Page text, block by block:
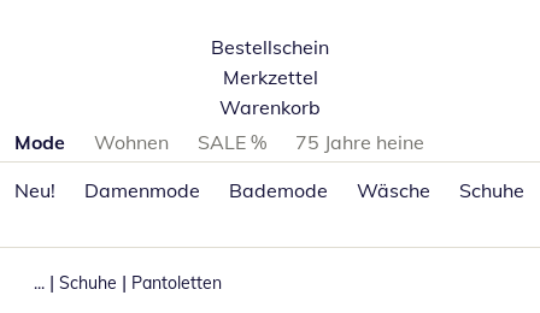
Bestellschein
Merkzettel
Warenkorb
Produktkategorien überspringen
Mode Wohnen SALE %
75 Jahre heine
Neu!
Damenmode Bademode Wäsche Schuhe
... | Schuhe | Pantoletten